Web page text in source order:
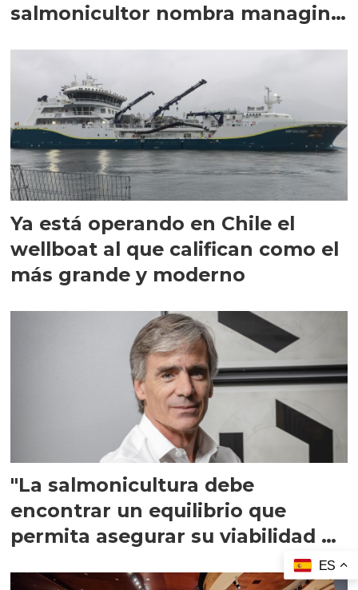
salmonicultor nombra managing
Ya está operando en Chile el
wellboat al que califican como el
más grande y moderno
"La salmonicultura debe
encontrar un equilibrio que
permita asegurar su viabilidad de
ES